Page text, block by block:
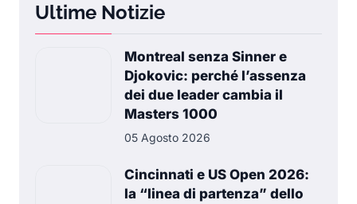
Ultime Notizie
Montreal senza Sinner e
Djokovic: perché l’assenza
dei due leader cambia il
Masters 1000
05 Agosto 2026
Cincinnati e US Open 2026:
la “linea di partenza” dello